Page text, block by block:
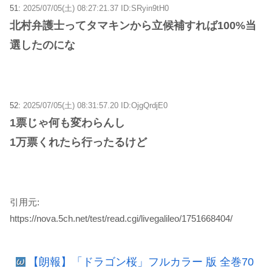
51: 2025/07/05(土) 08:27:21.37 ID:SRyin9tH0
北村弁護士ってタマキンから立候補すれば100%当
選したのにな
52: 2025/07/05(土) 08:31:57.20 ID:OjgQrdjE0
1票じゃ何も変わらんし
1万票くれたら行ったるけど
引用元:
https://nova.5ch.net/test/read.cgi/livegalileo/1751668404/
【朗報】「ドラゴン桜」フルカラー 版 全巻70